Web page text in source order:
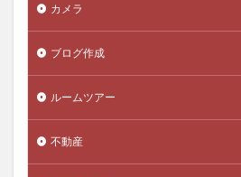
カメラ
ブログ作成
ルームツアー
不動産